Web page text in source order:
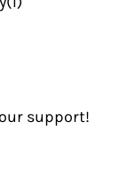
support!